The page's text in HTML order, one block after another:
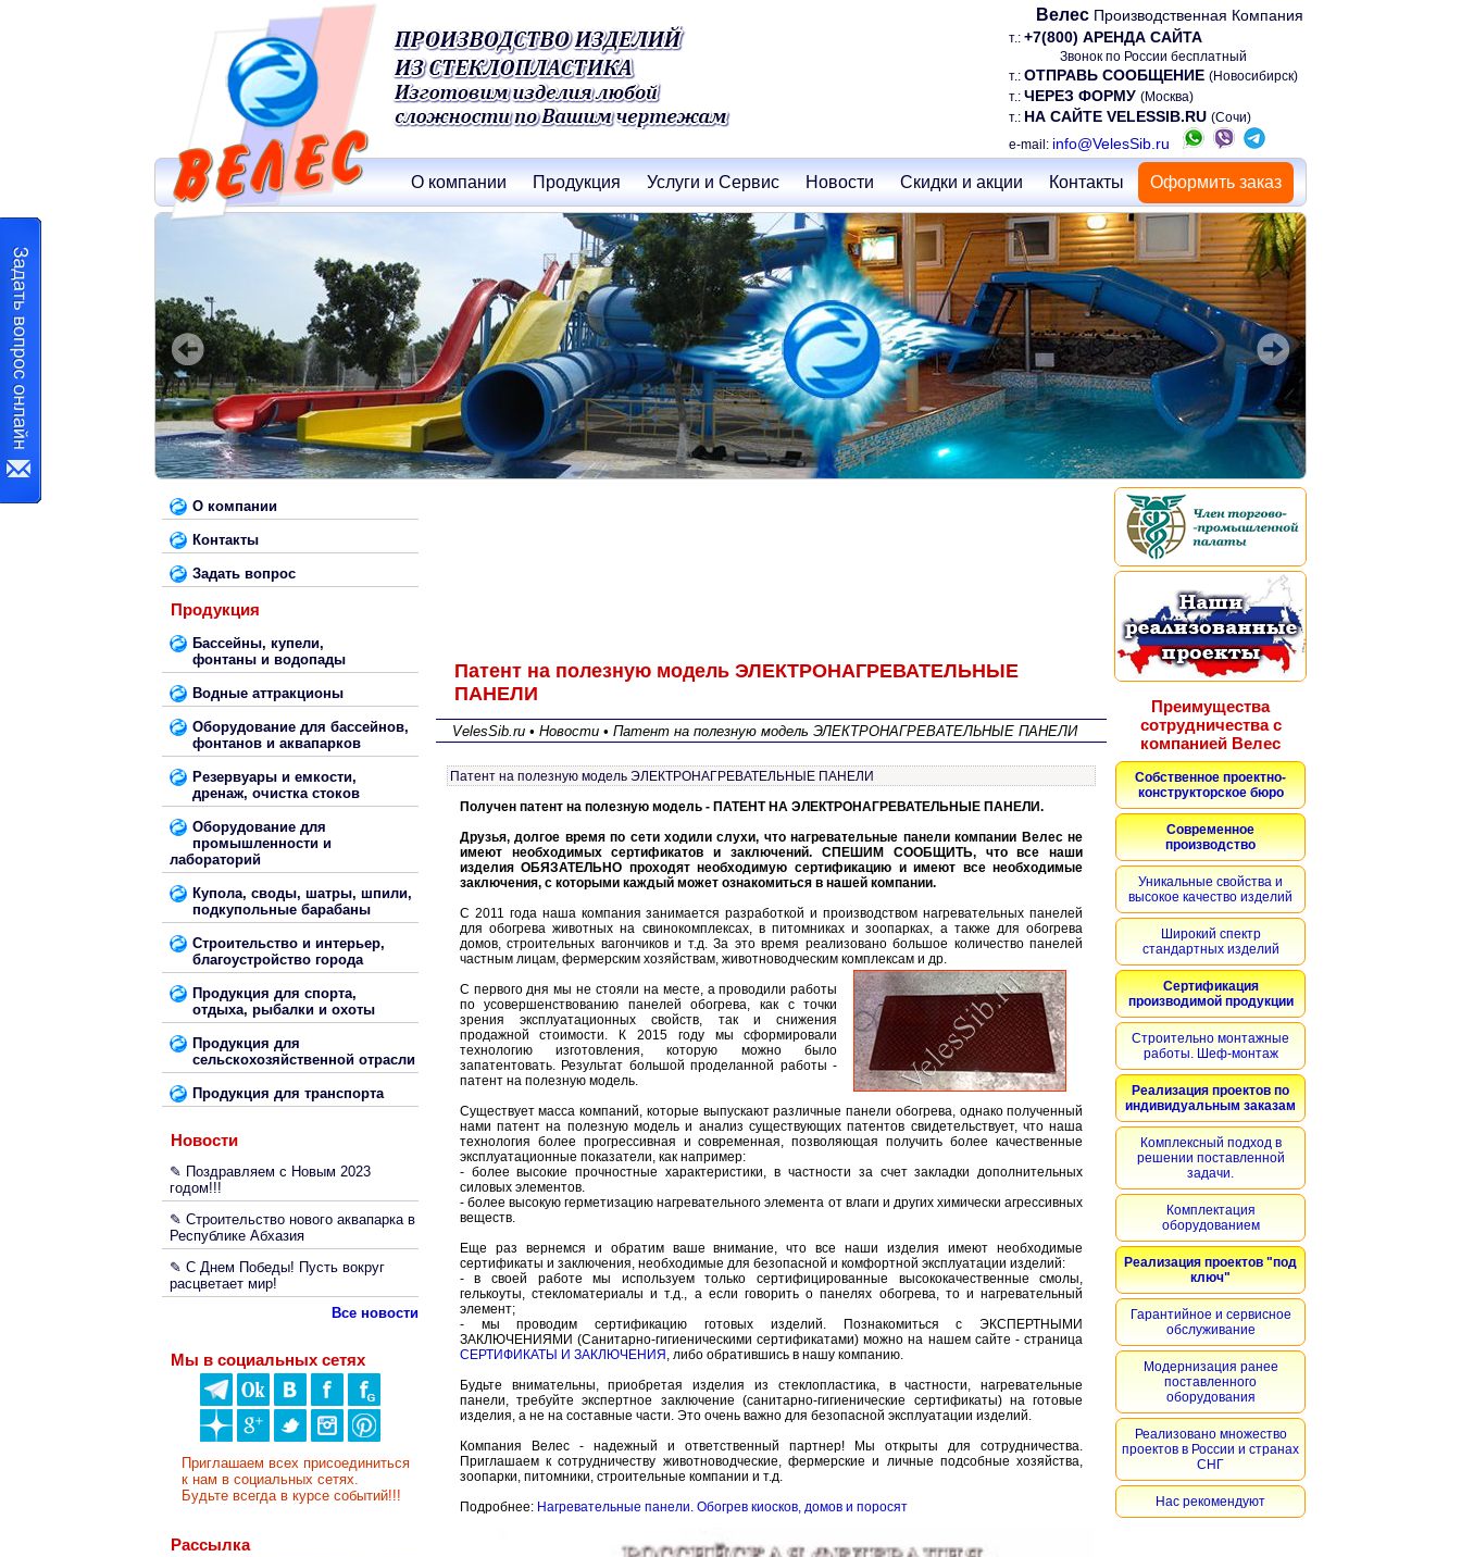
Велес Производственная Компания
т.: +7(800) АРЕНДА САЙТА
Звонок по России бесплатный
т.: ОТПРАВЬ СООБЩЕНИЕ (Новосибирск)
т.: ЧЕРЕЗ ФОРМУ (Москва)
т.: НА САЙТЕ VELESSIB.RU (Сочи)
e-mail: info@VelesSib.ru
О компании Продукция Услуги и Сервис Новости Скидки и акции Контакты Оформить заказ
О компании
Контакты
Задать вопрос
Продукция
Бассейны, купели,
фонтаны и водопады
Водные аттракционы
Оборудование для бассейнов,
фонтанов и аквапарков
Резервуары и емкости,
дренаж, очистка стоков
Оборудование для
промышленности и
лабораторий
Купола, своды, шатры, шпили,
подкупольные барабаны
Строительство и интерьер,
благоустройство города
Продукция для спорта,
отдыха, рыбалки и охоты
Продукция для
сельскохозяйственной отрасли
Продукция для транспорта
Новости
✎ Поздравляем с Новым 2023
годом!!!
✎ Строительство нового аквапарка в
Республике Абхазия
✎ С Днем Победы! Пусть вокруг
расцветает мир!
Все новости
Мы в социальных сетях
Приглашаем всех присоединиться
к нам в социальных сетях.
Будьте всегда в курсе событий!!!
Рассылка
Патент на полезную модель ЭЛЕКТРОНАГРЕВАТЕЛЬНЫЕ
ПАНЕЛИ
VelesSib.ru • Новости • Патент на полезную модель ЭЛЕКТРОНАГРЕВАТЕЛЬНЫЕ ПАНЕЛИ
Патент на полезную модель ЭЛЕКТРОНАГРЕВАТЕЛЬНЫЕ ПАНЕЛИ
Получен патент на полезную модель - ПАТЕНТ НА ЭЛЕКТРОНАГРЕВАТЕЛЬНЫЕ ПАНЕЛИ.
Друзья, долгое время по сети ходили слухи, что нагревательные панели компании Велес не
имеют необходимых сертификатов и заключений. СПЕШИМ СООБЩИТЬ, что все наши
изделия ОБЯЗАТЕЛЬНО проходят необходимую сертификацию и имеют все необходимые
заключения, с которыми каждый может ознакомиться в нашей компании.
С 2011 года наша компания занимается разработкой и производством нагревательных панелей
для обогрева животных на свинокомплексах, в питомниках и зоопарках, а также для обогрева
домов, строительных вагончиков и т.д. За это время реализовано большое количество панелей
частным лицам, фермерским хозяйствам, животноводческим комплексам и др.
С первого дня мы не стояли на месте, а проводили работы
по усовершенствованию панелей обогрева, как с точки
зрения эксплуатационных свойств, так и снижения
продажной стоимости. К 2015 году мы сформировали
технологию изготовления, которую можно было
запатентовать. Результат большой проделанной работы -
патент на полезную модель.
Существует масса компаний, которые выпускают различные панели обогрева, однако полученный
нами патент на полезную модель и анализ существующих патентов свидетельствует, что наша
технология более прогрессивная и современная, позволяющая получить более качественные
эксплуатационные показатели, как например:
- более высокие прочностные характеристики, в частности за счет закладки дополнительных
силовых элементов.
- более высокую герметизацию нагревательного элемента от влаги и других химически агрессивных
веществ.
Еще раз вернемся и обратим ваше внимание, что все наши изделия имеют необходимые
сертификаты и заключения, необходимые для безопасной и комфортной эксплуатации изделий:
- в своей работе мы используем только сертифицированные высококачественные смолы,
гелькоуты, стекломатериалы и т.д., а если говорить о панелях обогрева, то и нагревательный
элемент;
- мы проводим сертификацию готовых изделий. Познакомиться с ЭКСПЕРТНЫМИ
ЗАКЛЮЧЕНИЯМИ (Санитарно-гигиеническими сертификатами) можно на нашем сайте - страница
СЕРТИФИКАТЫ И ЗАКЛЮЧЕНИЯ , либо обратившись в нашу компанию.
Будьте внимательны, приобретая изделия из стеклопластика, в частности, нагревательные
панели, требуйте экспертное заключение (санитарно-гигиенические сертификаты) на готовые
изделия, а не на составные части. Это очень важно для безопасной эксплуатации изделий.
Компания Велес - надежный и ответственный партнер! Мы открыты для сотрудничества.
Приглашаем к сотрудничеству животноводческие, фермерские и личные подсобные хозяйства,
зоопарки, питомники, строительные компании и т.д.
Подробнее: Нагревательные панели. Обогрев киосков, домов и поросят
Преимущества
сотрудничества с
компанией Велес
Собственное проектно-
конструкторское бюро
Современное
производство
Уникальные свойства и
высокое качество изделий
Широкий спектр
стандартных изделий
Сертификация
производимой продукции
Строительно монтажные
работы. Шеф-монтаж
Реализация проектов по
индивидуальным заказам
Комплексный подход в
решении поставленной
задачи.
Комплектация
оборудованием
Реализация проектов "под
ключ"
Гарантийное и сервисное
обслуживание
Модернизация ранее
поставленного
оборудования
Реализовано множество
проектов в России и странах
СНГ
Нас рекомендуют